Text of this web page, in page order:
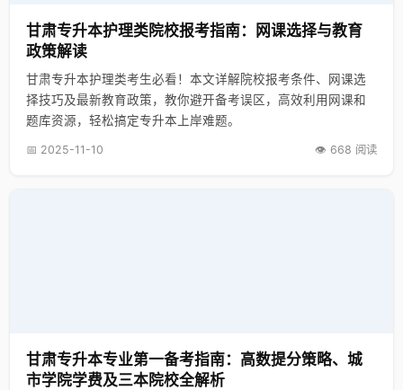
甘肃专升本护理类院校报考指南：网课选择与教育
政策解读
甘肃专升本护理类考生必看！本文详解院校报考条件、网课选
择技巧及最新教育政策，教你避开备考误区，高效利用网课和
题库资源，轻松搞定专升本上岸难题。
📅 2025-11-10 👁️ 668 阅读
甘肃专升本专业第一备考指南：高数提分策略、城
市学院学费及三本院校全解析